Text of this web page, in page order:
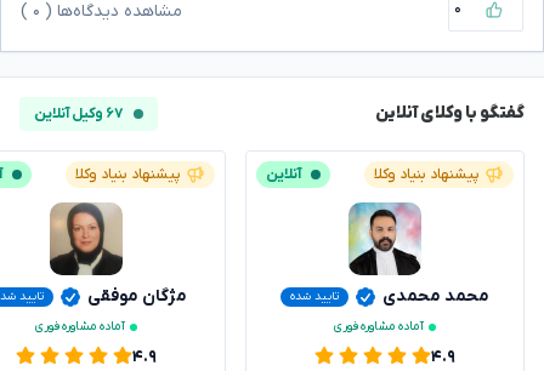
۰ مشاهده دیدگاه‌ها ( ۰
گفتگو با وکلای آنلاین ۶۷ وکیل آنلاین
پیشنهاد بنیاد وکلا آنلاین
محمد محمدی
تایید شده
آماده مشاوره فوری
۴.۹
پیشنهاد بنیاد وکلا
مژگان موفقی
تایید
آماده مشاوره فوری
۴.۹